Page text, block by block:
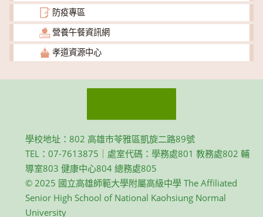
防疫專區
營養午餐資訊網
孝道資源中心
學校地址：802 高雄市苓雅區凱旋二路89號
TEL：07-7613875｜處室代碼：學務處801 教務處802 輔
導室803 健康中心804 總務處805
© 2025 國立高雄師範大學附屬高級中學 The Affiliated
Senior High School of National Kaohsiung Normal
University